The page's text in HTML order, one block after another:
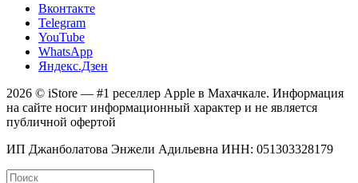
Вконтакте
Telegram
YouTube
WhatsApp
Яндекс.Дзен
2026 © iStore — #1 реселлер Apple в Махачкале. Информация
на сайте носит информационный характер и не является
публичной офертой
ИП Джанболатова Энжели Адильевна ИНН: 051303328179